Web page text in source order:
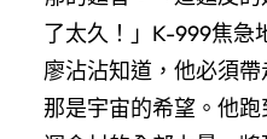
了太久！」K-999焦急
廖沾沾知道，他必須帶
那是宇宙的希望。他